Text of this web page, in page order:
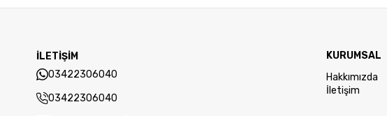
İLETİŞİM
03422306040
03422306040
KURUMSAL
Hakkımızda
İletişim